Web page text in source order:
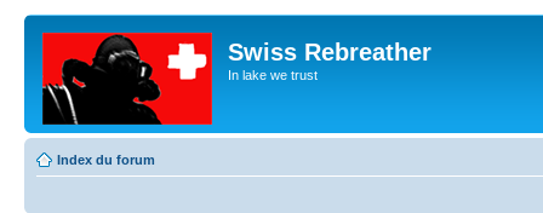
Swiss Rebreather
In lake we trust
Index du forum